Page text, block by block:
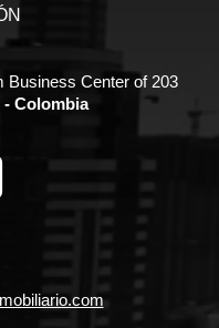
Business Center of 203
- Colombia